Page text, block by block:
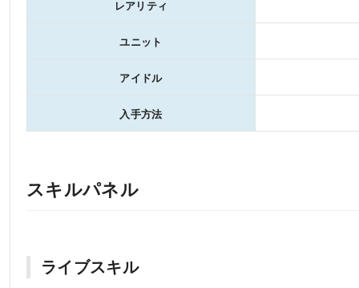
レアリティ
ユニット
アイドル
入手方法
スキルパネル
ライブスキル